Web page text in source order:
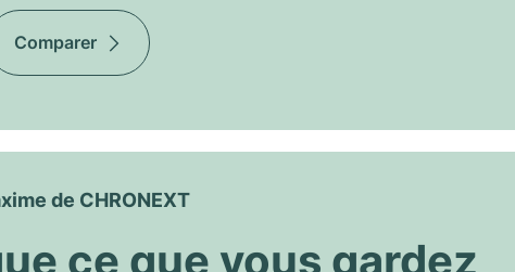
Comparer
de CHRONEXT
ce que vous gardez